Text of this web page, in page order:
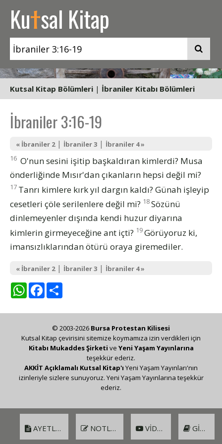
Kutsal Kitap
Kutsal Kitap Bölümleri | İbraniler Kitabı Bölümleri
İbraniler 3:16-19
« İbraniler 2| İbraniler 3 | İbraniler 4 »
16 O'nun sesini işitip başkaldıran kimlerdi? Musa
önderliğinde Mısır'dan çıkanların hepsi değil mi?
17 Tanrı kimlere kırk yıl dargın kaldı? Günah işleyip
cesetleri çöle serilenlere değil mi? 18Sözünü
dinlemeyenler dışında kendi huzur diyarına
kimlerin girmeyeceğine ant içti? 19Görüyoruz ki,
imansızlıklarından ötürü oraya giremediler.
« İbraniler 2| İbraniler 3 | İbraniler 4 »
WhatsAppFacebook
AYETLER NOTLAR VIDEO GIRIŞ
© 2003-2026 Bursa Protestan Kilisesi
Kutsal Kitap çevirisini sitemize koymamıza izin verdikleri için
Kitabı Mukaddes Şirketi ve Yeni Yaşam Yayınlarına
teşekkür ederiz.
AKKİT Açıklamalı Kutsal Kitap'ı Yeni Yaşam Yayınları'nın
izinleriyle sizlere sunuyoruz. Yeni Yaşam Yayınlarına teşekkür
ederiz.